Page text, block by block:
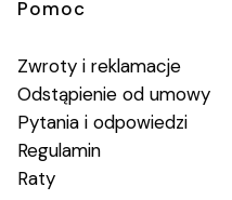
Linki w stopce
Pomoc
Zwroty i reklamacje
Odstąpienie od umowy
Pytania i odpowiedzi
Regulamin
Raty